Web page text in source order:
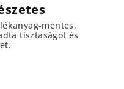
mentes,
tisztaságot és